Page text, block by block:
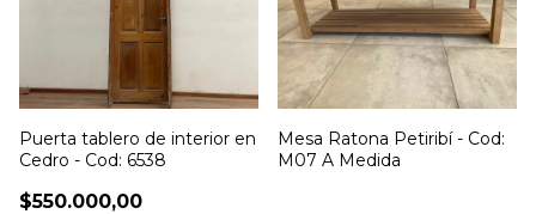
Puerta tablero de interior en
Cedro - Cod: 6538
$550.000,00
Mesa Ratona Petiribí - Cod:
M07 A Medida